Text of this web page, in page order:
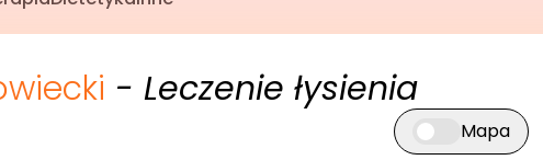
- Leczenie łysienia
Przełącz widok
Mapa